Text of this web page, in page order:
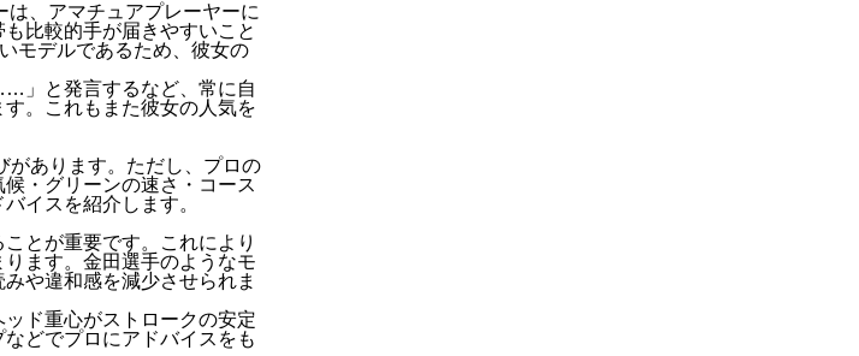
、アマチュアプレーヤーに
比較的手が届きやすいこと
モデルであるため、彼女の
」と発言するなど、常に自
。これもまた彼女の人気を
があります。ただし、プロの
・グリーンの速さ・コース
イスを紹介します。
とが重要です。これにより
ます。金田選手のようなモ
や違和感を減少させられま
ド重心がストロークの安定
どでプロにアドバイスをも